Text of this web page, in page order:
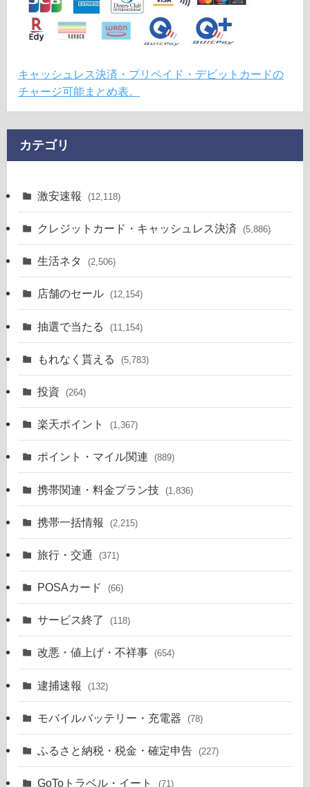
キャッシュレス決済・プリペイド・デビットカードの
チャージ可能まとめ表。
カテゴリ
激安速報 (12,118)
クレジットカード・キャッシュレス決済 (5,886)
生活ネタ (2,506)
店舗のセール (12,154)
抽選で当たる (11,154)
もれなく貰える (5,783)
投資 (264)
楽天ポイント (1,367)
ポイント・マイル関連 (889)
携帯関連・料金プラン技 (1,836)
携帯一括情報 (2,215)
旅行・交通 (371)
POSAカード (66)
サービス終了 (118)
改悪・値上げ・不祥事 (654)
逮捕速報 (132)
モバイルバッテリー・充電器 (78)
ふるさと納税・税金・確定申告 (227)
GoToトラベル・イート (71)